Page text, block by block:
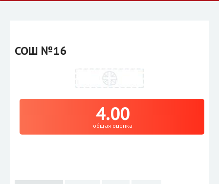
СОШ №16
4.00
общая оценка